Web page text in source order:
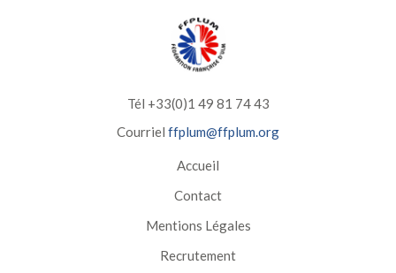
Tél +33(0)1 49 81 74 43
Courriel ffplum@ffplum.org
Accueil
Contact
Mentions Légales
Recrutement